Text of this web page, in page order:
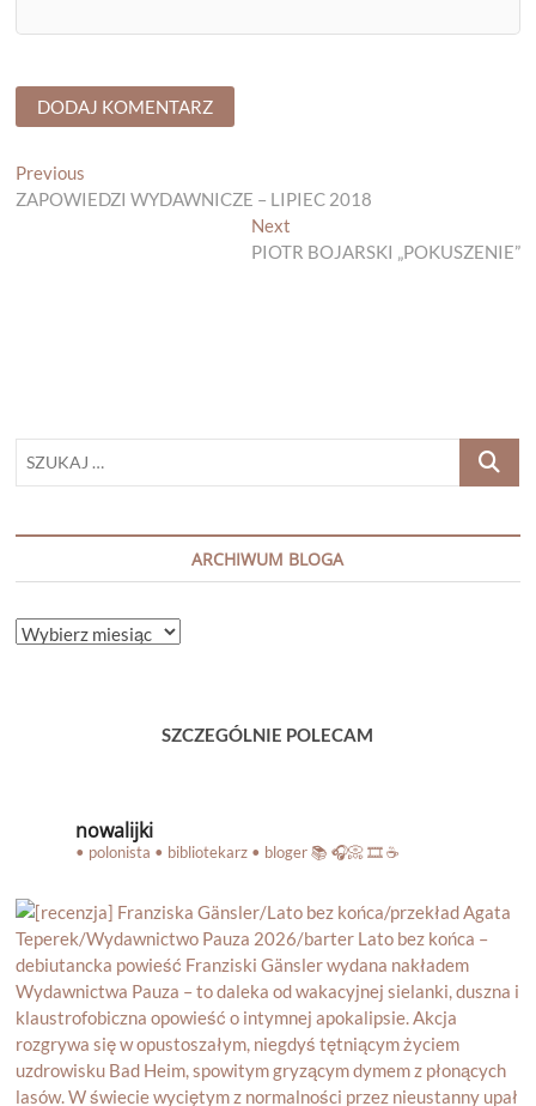
Nawigacja
wpisu
Previous
post:
ZAPOWIEDZI WYDAWNICZE – LIPIEC 2018
NextNext
post:
PIOTR BOJARSKI „POKUSZENIE”
SZUKAJ
ARCHIWUM BLOGA
ARCHIWUM
SZCZEGÓLNIE POLECAM
nowalijki
• polonista • bibliotekarz • bloger📚 🎧📀 🎞️ ☕️